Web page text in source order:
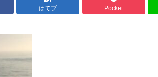
はてブ Pocket